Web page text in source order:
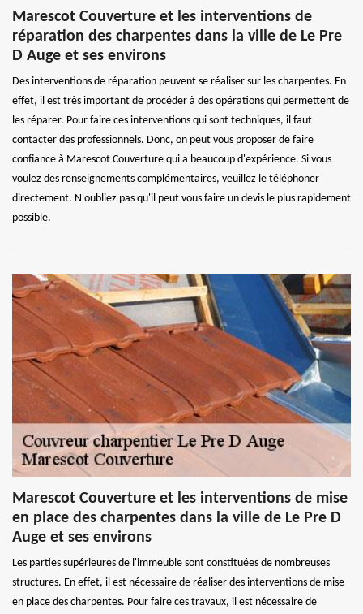
Marescot Couverture et les interventions de
réparation des charpentes dans la ville de Le Pre
D Auge et ses environs
Des interventions de réparation peuvent se réaliser sur les charpentes. En
effet, il est très important de procéder à des opérations qui permettent de
les réparer. Pour faire ces interventions qui sont techniques, il faut
contacter des professionnels. Donc, on peut vous proposer de faire
confiance à Marescot Couverture qui a beaucoup d'expérience. Si vous
voulez des renseignements complémentaires, veuillez le téléphoner
directement. N'oubliez pas qu'il peut vous faire un devis le plus rapidement
possible.
Marescot Couverture et les interventions de mise
en place des charpentes dans la ville de Le Pre D
Auge et ses environs
Les parties supérieures de l'immeuble sont constituées de nombreuses
structures. En effet, il est nécessaire de réaliser des interventions de mise
en place des charpentes. Pour faire ces travaux, il est nécessaire de